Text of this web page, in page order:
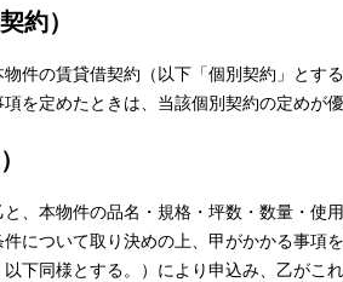
約）
件の賃貸借契約（以下「個別契約」とす
を定めたときは、当該個別契約の定めが優
、本物件の品名・規格・坪数・数量・使
について取り決めの上、甲がかかる事項
下同様とする。）により申込み、乙がこ